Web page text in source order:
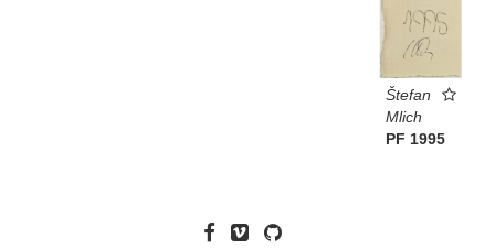
Štefan
Mlich
PF 1995